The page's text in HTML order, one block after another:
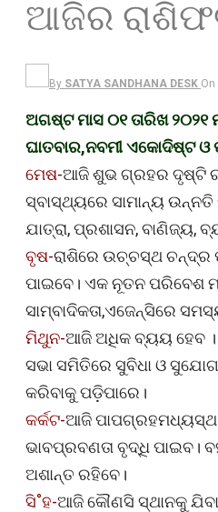
ଆଜିର
By SATYA SANDHANA DESK On
ଅଗଷ୍ଟ ମାସ ୦୧ ତାରିଖ
ଘାତବାର,ନବମୀ ଏକୋଦିଷ୍ଟ ଓ
ମେଷ-ଆଜି ଶୁଭ ଗ୍ରହର ଦୃଷ୍ଟି
ସ୍ବାସ୍ଥ୍ୟରେ ସାମାନ୍ୟ ଉନ୍ନତି
ଯାତ୍ରା, ପ୍ରଶାସନ, ବାଣିଜ୍ୟ,
ବୃଷ-ରାଶିରେ ଉଚ୍ଚସ୍ଥ ଚନ୍ଦ୍ର
ପାଇବେ। ଏକ ନୂତନ ପରିବେଶ
ସାମ୍ବାଦିକତା,ଏଜେନ୍ସିରେ
ମିଥୁନ-ଆଜି ଅଧିକ ବ୍ୟୟ ହେବ ।
ସଭା ସମିତିରେ ସୁବିଧା ଓ
କରିବାକୁ ପଡ଼ିପାରେ।
କର୍କଟ-ଆଜି ପାପଗ୍ରହମଧ୍ୟସ୍ଥ
ଭାବପ୍ରବଣତା ବୃଦ୍ଧି ପାଇବ।
ଅଶାନ୍ତ ରହିବେ।
ସି˚ହ-ଆଜି କୌଣସି ସ୍ଥାନକୁ